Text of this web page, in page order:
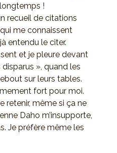
!
recueil de citations
me connaissent
entendu le citer.
et je pleure devant
», quand les
sur leurs tables.
fort pour moi.
retenir, même si ça ne
Daho m’insupporte,
Je préfère même les